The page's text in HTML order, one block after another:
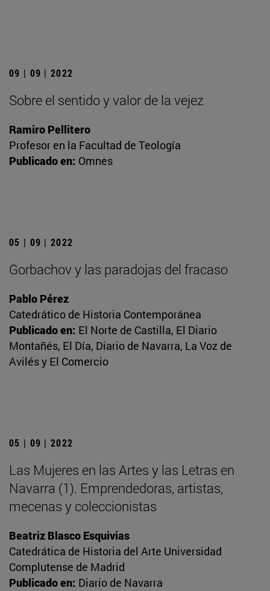
09 | 09 | 2022
Sobre el sentido y valor de la vejez
Ramiro Pellitero
Profesor en la Facultad de Teología
Publicado en: Omnes
05 | 09 | 2022
Gorbachov y las paradojas del fracaso
Pablo Pérez
Catedrático de Historia Contemporánea
Publicado en: El Norte de Castilla, El Diario
Montañés, El Día, Diario de Navarra, La Voz de
Avilés y El Comercio
05 | 09 | 2022
Las Mujeres en las Artes y las Letras en
Navarra (1). Emprendedoras, artistas,
mecenas y coleccionistas
Beatriz Blasco Esquivias
Catedrática de Historia del Arte Universidad
Complutense de Madrid
Publicado en: Diario de Navarra